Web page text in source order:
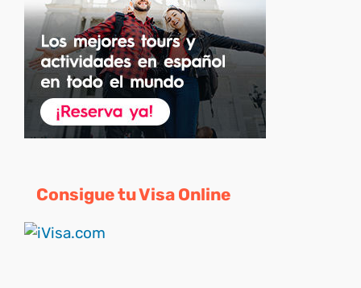
Consigue tu Visa Online